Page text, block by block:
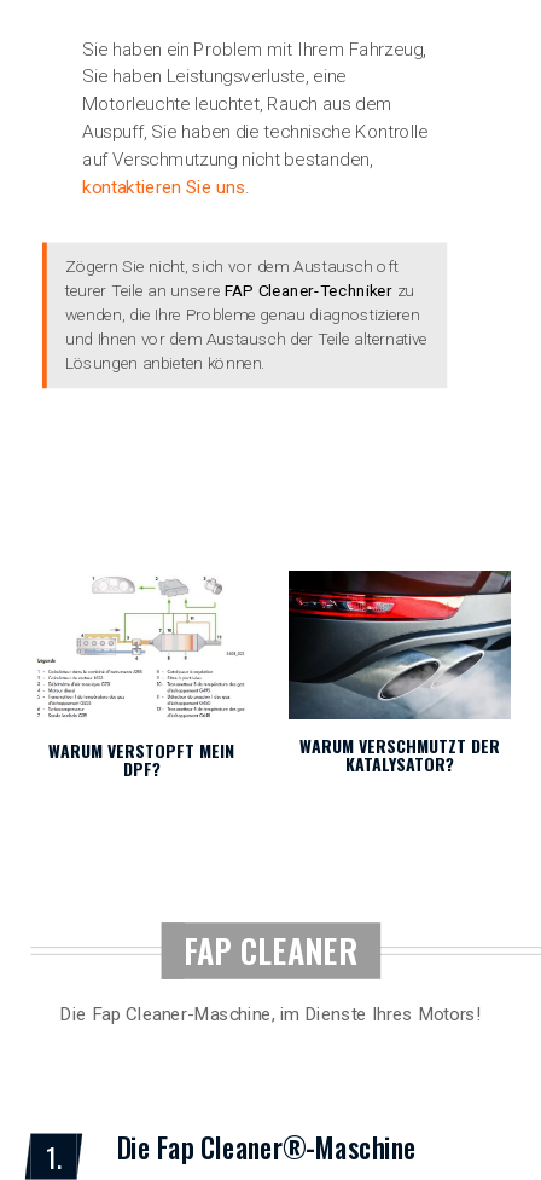
Sie haben ein Problem mit Ihrem Fahrzeug,
Sie haben Leistungsverluste, eine
Motorleuchte leuchtet, Rauch aus dem
Auspuff, Sie haben die technische Kontrolle
auf Verschmutzung nicht bestanden,
kontaktieren Sie uns.
Zögern Sie nicht, sich vor dem Austausch oft
teurer Teile an unsereFAP Cleaner-Technikerzu
wenden, die Ihre Probleme genau diagnostizieren
und Ihnen vor dem Austausch der Teile alternative
Lösungen anbieten können.
WARUM VERSTOPFT MEIN
DPF?
WARUM VERSCHMUTZT DER
KATALYSATOR?
FAP CLEANER
Die Fap Cleaner-Maschine, im Dienste Ihres Motors!
1. Die Fap Cleaner®-Maschine